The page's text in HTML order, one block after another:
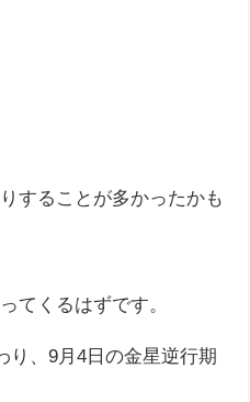
することが多かったかも
てくるはずです。
り、9月4日の金星逆行期